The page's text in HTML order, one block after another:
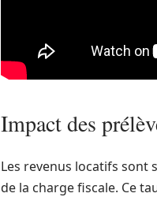
Impact des
Les revenus locatifs sont
de la charge fiscale. Ce